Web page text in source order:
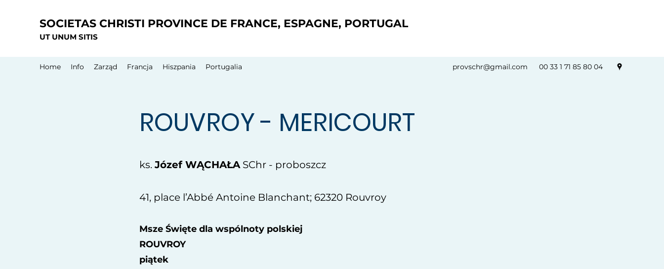
SOCIETAS CHRISTI PROVINCE DE FRANCE, ESPAGNE, PORTUGAL
UT UNUM SITIS
Home Info Zarząd Francja Hiszpania Portugalia provschr@gmail.com 00 33 1 71 85 80 04
ROUVROY - MERICOURT
ks.Józef WĄCHAŁASChr - proboszcz
41, place l’Abbé Antoine Blanchant; 62320 Rouvroy
Msze Święte dla wspólnoty polskiej
ROUVROY
piątek